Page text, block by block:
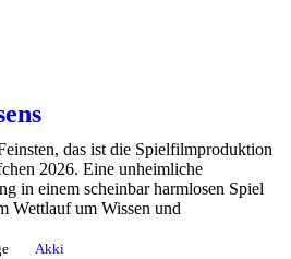
das ist die Spielfilmproduktion
2026. Eine unheimliche
in einem scheinbar harmlosen Spiel
Wettlauf um Wissen und
Akki